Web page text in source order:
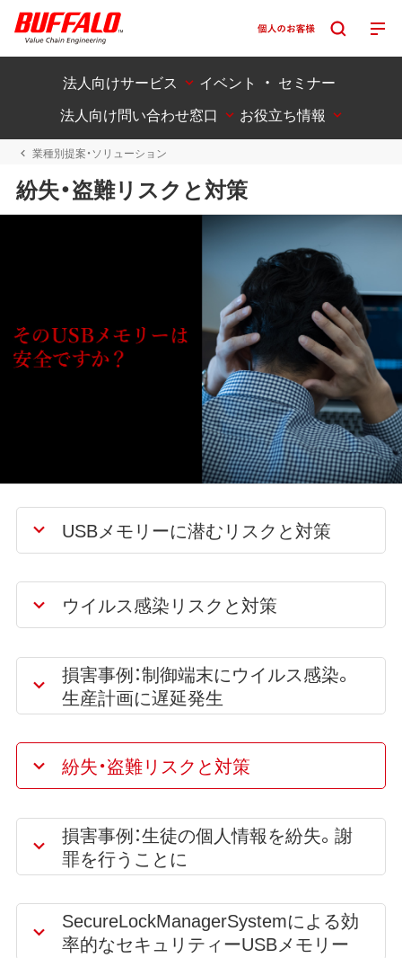
法人向けサービス
イベント ・ セミナー
法人向け問い合わせ窓口
お役立ち情報
業種別提案・ソリューション
紛失・盗難リスクと対策
USBメモリーに潜むリスクと対策
ウイルス感染リスクと対策
損害事例：制御端末にウイルス感染。
生産計画に遅延発生
紛失・盗難リスクと対策
損害事例：生徒の個人情報を紛失。謝
罪を行うことに
SecureLockManagerSystemによる効
率的なセキュリティーUSBメモリー